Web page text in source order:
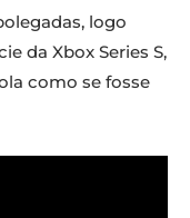
logo
da Xbox Series S,
como se fosse